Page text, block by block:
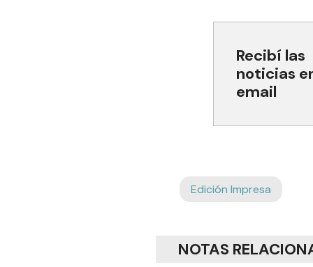
Recibí las
noticias
email
Edición Impresa
NOTAS